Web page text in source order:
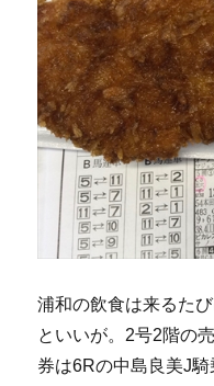
浦和の飲食は来るた
といいが。2号2階の
券は6Rの中島良美J